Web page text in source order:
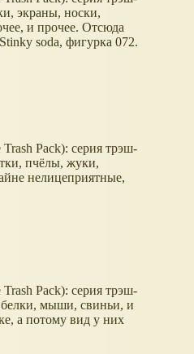
экраны, носки,
и прочее. Отсюда
soda, фигурка 072.
Pack): серия трэш-
пчёлы, жуки,
нелицеприятные,
Pack): серия трэш-
мыши, свиньи, и
а потому вид у них